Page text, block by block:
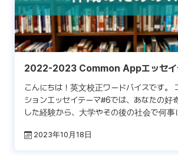
2022-2023 Common Appエッセイ
のためのTips
こんにちは！英文校正ワードバイスです。
ションエッセイテーマ#6では、あなたの好
した経験から、大学やその後の社会で何事
[…]2023年10月18日